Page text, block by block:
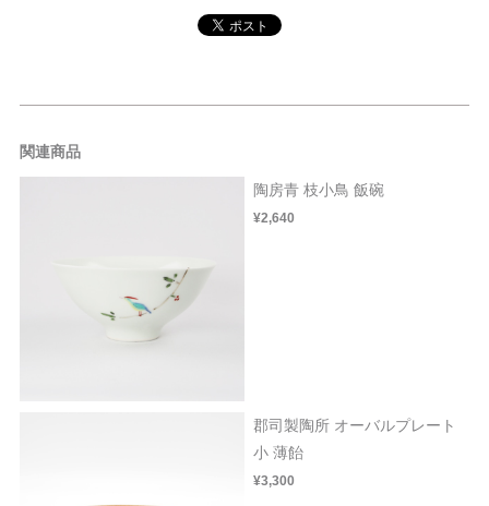
関連商品
陶房青 枝小鳥 飯碗
¥2,640
郡司製陶所 オーバルプレート
小 薄飴
¥3,300